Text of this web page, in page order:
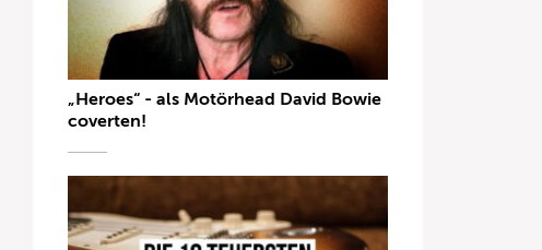
„Heroes“ - als Motörhead David Bowie
coverten!